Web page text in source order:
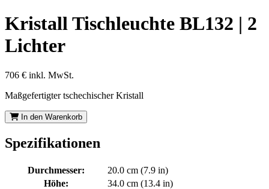
Kristall Tischleuchte BL132 | 2
Lichter
706 € inkl. MwSt.
Maßgefertigter tschechischer Kristall
In den Warenkorb
Spezifikationen
Durchmesser:
20.0 cm (7.9 in)
Höhe:
34.0 cm (13.4 in)